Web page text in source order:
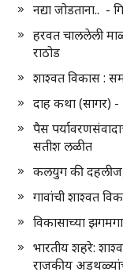
नद्या जोडताना.. -
हरवत चाललेली
राठोड
शाश्वत विकास :
दाह कथा
पैस
सतीश लळीत
कलयुग की दहलीज,
गावांची शाश्वत
विकासाच्या
भारतीय शहरे:
राजकीय अडथळ्यांचे